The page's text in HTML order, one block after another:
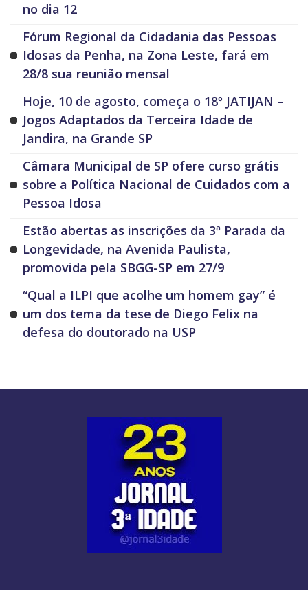
no dia 12
Fórum Regional da Cidadania das Pessoas
Idosas da Penha, na Zona Leste, fará em
28/8 sua reunião mensal
Hoje, 10 de agosto, começa o 18º JATIJAN –
Jogos Adaptados da Terceira Idade de
Jandira, na Grande SP
Câmara Municipal de SP ofere curso grátis
sobre a Política Nacional de Cuidados com a
Pessoa Idosa
Estão abertas as inscrições da 3ª Parada da
Longevidade, na Avenida Paulista,
promovida pela SBGG-SP em 27/9
“Qual a ILPI que acolhe um homem gay” é
um dos tema da tese de Diego Felix na
defesa do doutorado na USP